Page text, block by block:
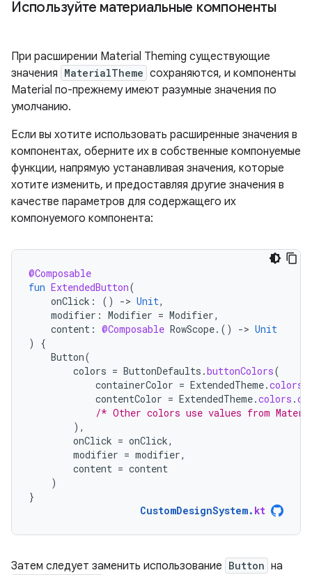
Используйте материальные компоненты
При расширении Material Theming существующие
значения MaterialTheme сохраняются, и компоненты
Material по-прежнему имеют разумные значения по
умолчанию.
Если вы хотите использовать расширенные значения в
компонентах, оберните их в собственные компонуемые
функции, напрямую устанавливая значения, которые
хотите изменить, и предоставляя другие значения в
качестве параметров для содержащего их
компонуемого компонента:
@Composable
fun ExtendedButton(
onClick : () -> Unit,
modifier : Modifier = Modifier,
content : @Composable RowScope.() -> Unit
)
{
Button(
colors = ButtonDefaults .buttonColors(
containerColor = ExtendedTheme.colors
contentColor = ExtendedTheme.colors .
/* Other colors use values from
),
onClick = onClick,
modifier = modifier,
content = content
)
}
CustomDesignSystem. kt
Затем следует заменить использование Button на